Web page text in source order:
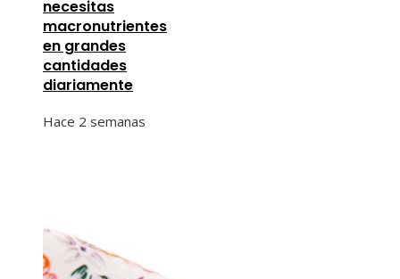
necesitas
macronutrientes
en grandes
cantidades
diariamente
Hace 2 semanas